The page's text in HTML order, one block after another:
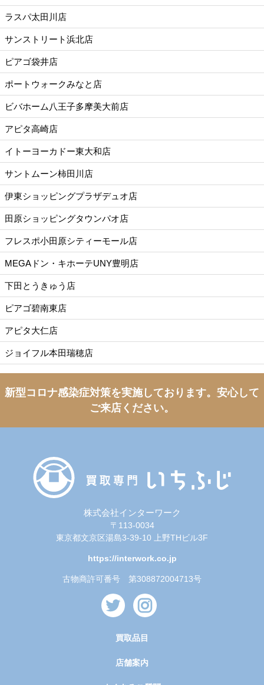
ラスパ太田川店
サンストリート浜北店
ピアゴ袋井店
ポートウォークみなと店
ビバホーム八王子多摩美大前店
アピタ高崎店
イトーヨーカドー東大和店
サントムーン柿田川店
伊東ショッピングプラザデュオ店
田原ショッピングタウンパオ店
フレスポ小田原シティーモール店
MEGAドン・キホーテUNY豊明店
下田とうきゅう店
ピアゴ碧南東店
アピタ大仁店
ジョイフル本田瑞穂店
新型コロナ感染症対策を実施しております。 安心して
ご来店ください。
株式会社インターワーク
〒113-0034
東京都文京区湯島3-39-10 上野THビル3F
https://interwork.co.jp
古物商許可番号 第308872004713号
買取品目
店舗案内